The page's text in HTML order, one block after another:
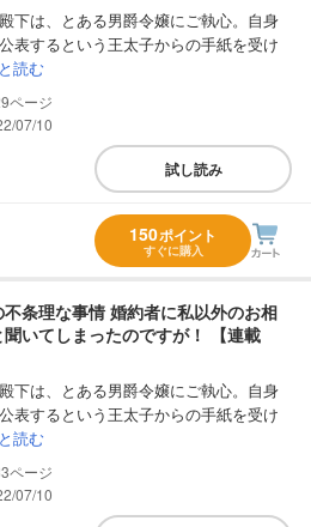
は、とある男爵令嬢にご執心。自身
表するという王太子からの手紙を受け
読む
07/10
試し読み
150ポイント
すぐに購入
不条理な事情 婚約者に私以外のお相
いてしまったのですが！ 【連載
は、とある男爵令嬢にご執心。自身
表するという王太子からの手紙を受け
読む
07/10